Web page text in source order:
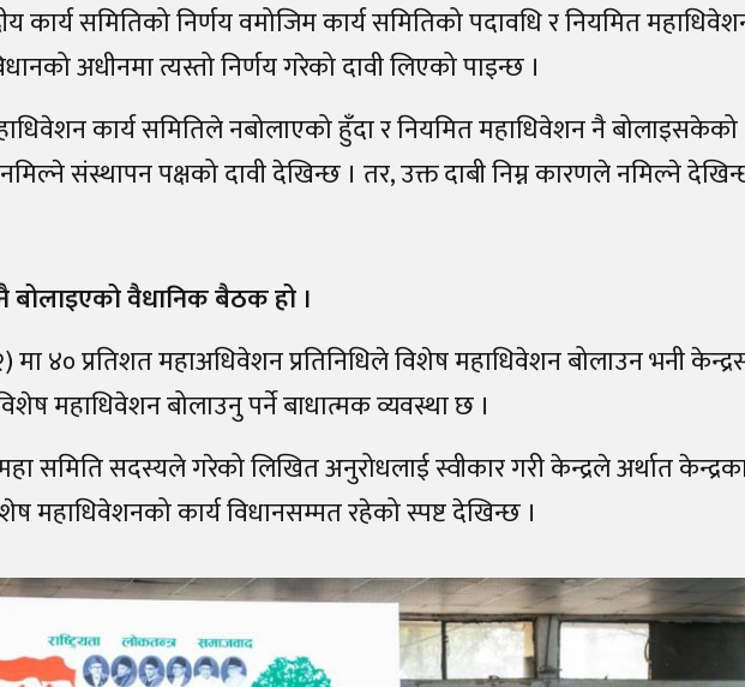
कार्य समितिको निर्णय वमोजिम कार्य समितिको पदावधि र नियमित
अधीनमा त्यस्तो निर्णय गरेको दावी लिएको पाइन्छ ।
कार्य समितिले नबोलाएको हुँदा र नियमित महाधिवेशन नै बोलाइसकेको
संस्थापन पक्षको दावी देखिन्छ । तर, उक्त दाबी निम्न कारणले नमिल्ने
बोलाइएको वैधानिक बैठक हो ।
मा ४० प्रतिशत महाअधिवेशन प्रतिनिधिले विशेष महाधिवेशन बोलाउन भनी
महाधिवेशन बोलाउनु पर्ने बाधात्मक व्यवस्था छ ।
समिति सदस्यले गरेको लिखित अनुरोधलाई स्वीकार गरी केन्द्रले अर्थात
महाधिवेशनको कार्य विधानसम्मत रहेको स्पष्ट देखिन्छ ।